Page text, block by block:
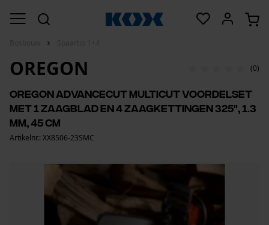
OREGON (0)
Oregon AdvanceCut MultiCut voordelset
met 1 zaagblad en 4 zaagkettingen 325", 1.3
mm, 45 cm
Artikelnr.: XX8506-23SMC